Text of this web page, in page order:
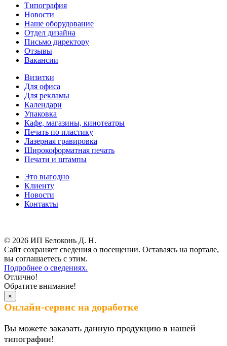
Типография
Новости
Наше оборудование
Отдел дизайна
Письмо директору
Отзывы
Вакансии
Визитки
Для офиса
Для рекламы
Календари
Упаковка
Кафе, магазины, кинотеатры
Печать по пластику
Лазерная гравировка
Широкоформатная печать
Печати и штампы
Это выгодно
Клиенту
Новости
Контакты
© 2026 ИП Белоконь Д. Н.
Сайт сохраняет сведения о посещении. Оставаясь на портале,
вы соглашаетесь с этим.
Подробнее о сведениях.
Отлично!
Обратите внимание!
×
Онлайн-сервис на доработке
Вы можете заказать данную продукцию в нашей
типографии!